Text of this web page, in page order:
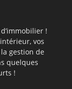
!
vos
gestion de
quelques
!